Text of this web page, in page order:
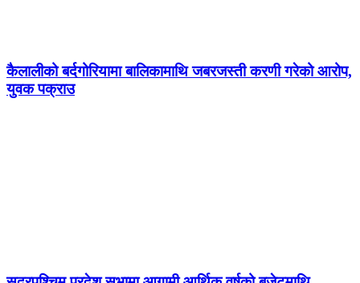
कैलालीको बर्दगोरियामा बालिकामाथि जबरजस्ती करणी गरेको आरोप,
युवक पक्राउ